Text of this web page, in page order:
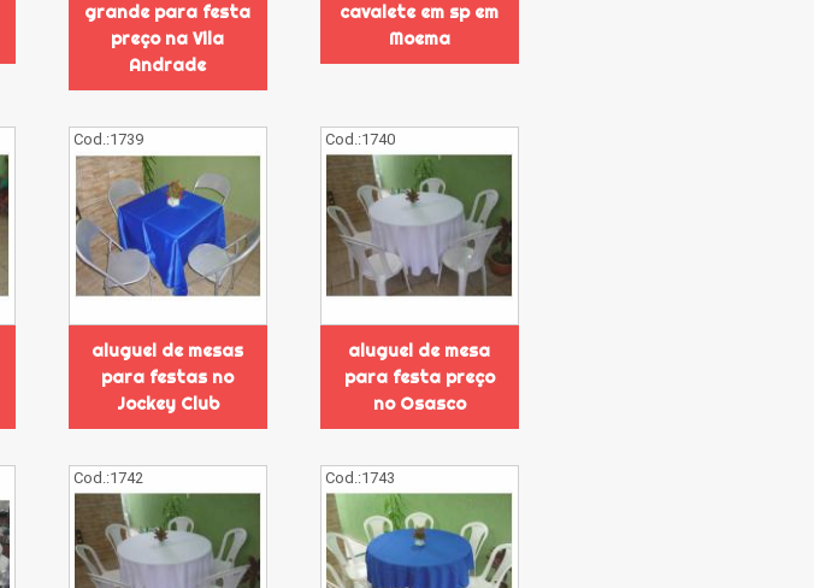
grande para festa
preço na Vila
Andrade
cavalete em sp em
Moema
Cod.:1739
aluguel de mesas
para festas no
Jockey Club
Cod.:1740
aluguel de mesa
para festa preço
no Osasco
Cod.:1742 Cod.:1743